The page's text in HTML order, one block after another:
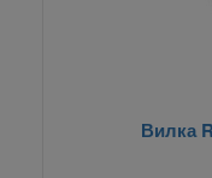
Вилка